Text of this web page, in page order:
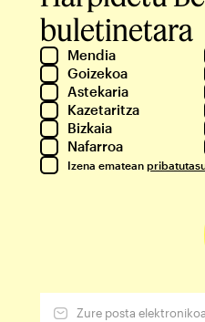
buletinetara
Mendia
Goizekoa
Astekaria
Kazetaritza
Bizkaia
Nafarroa
Izena ematean